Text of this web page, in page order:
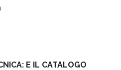
E IL CATALOGO